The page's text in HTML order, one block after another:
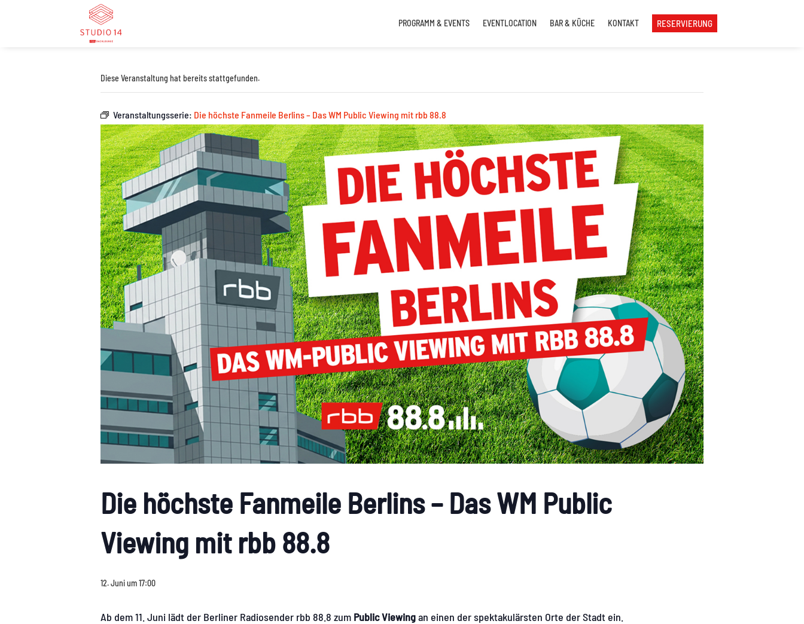
PROGRAMM & EVENTS EVENTLOCATION BAR & KÜCHE KONTAKT RESERVIERUNG
Diese Veranstaltung hat bereits stattgefunden.
Veranstaltungsserie: Die höchste Fanmeile Berlins – Das WM Public Viewing mit rbb 88.8
Die höchste Fanmeile Berlins – Das WM Public
Viewing mit rbb 88.8
12. Juni um 17:00
Ab dem 11. Juni lädt der Berliner Radiosender rbb 88.8 zum Public Viewingan einen der spektakulärsten Orte der Stadt ein.